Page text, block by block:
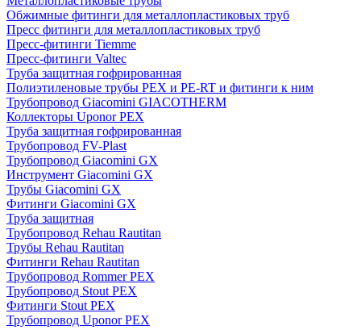
Обжимные фитинги для металлопластиковых труб
Пресс фитинги для металлопластиковых труб
Пресс-фитинги Tiemme
Пресс-фитинги Valtec
Труба защитная гофрированная
Полиэтиленовые трубы PEX и PE-RT и фитинги к ним
Трубопровод Giacomini GIACOTHERM
Коллекторы Uponor PEX
Труба защитная гофрированная
Трубопровод FV-Plast
Трубопровод Giacomini GX
Инструмент Giacomini GX
Трубы Giacomini GX
Фитинги Giacomini GX
Труба защитная
Трубопровод Rehau Rautitan
Трубы Rehau Rautitan
Фитинги Rehau Rautitan
Трубопровод Rommer PEX
Трубопровод Stout PEX
Фитинги Stout PEX
Трубопровод Uponor PEX